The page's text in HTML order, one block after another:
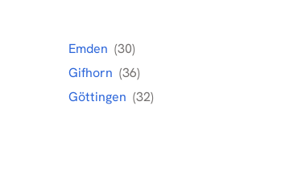
Emden (30)
Gifhorn (36)
Göttingen (32)